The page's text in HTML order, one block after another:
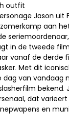
outfit
Jason uit
aan
in de tweede
vanaf de derde
Met dit
dag van vandaag
bekend.
dat
nepwapens en